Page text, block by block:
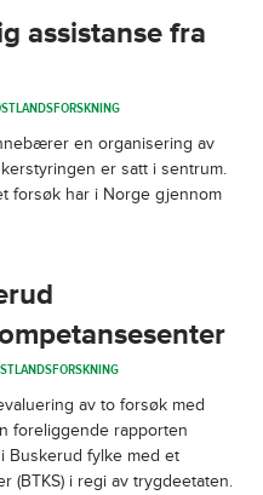
assistanse fra
en organisering av
er satt i sentrum.
forsøk har i Norge gjennom
av to forsøk med
foreliggende rapporten
Buskerud fylke med et
(BTKS) i regi av trygdeetaten.